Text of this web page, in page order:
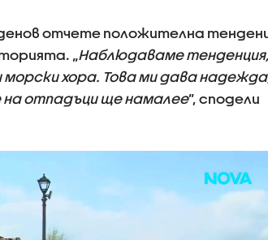
отчете положителна
„Наблюдаваме тенденция,
хора. Това ми дава
на отпадъци ще намалее”, сподели